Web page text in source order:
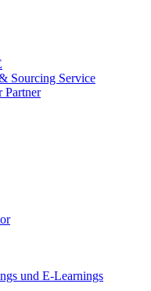
Sourcing Service
Partner
und E-Learnings